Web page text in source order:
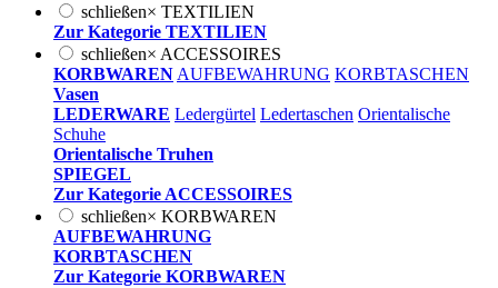
schließen× TEXTILIEN
Zur Kategorie TEXTILIEN
schließen× ACCESSOIRES
KORBWAREN AUFBEWAHRUNG KORBTASCHEN
Vasen
LEDERWARE Ledergürtel Ledertaschen Orientalische
Schuhe
Orientalische Truhen
SPIEGEL
Zur Kategorie ACCESSOIRES
schließen× KORBWAREN
AUFBEWAHRUNG
KORBTASCHEN
Zur Kategorie KORBWAREN